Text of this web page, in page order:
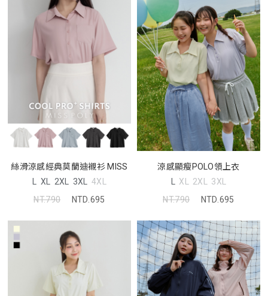
絲滑涼感經典莫蘭迪襯衫 MISS
L XL 2XL 3XL 4XL
NT.790
NTD.695
涼感顯瘦POLO領上衣
L XL 2XL 3XL
NT.790
NTD.695